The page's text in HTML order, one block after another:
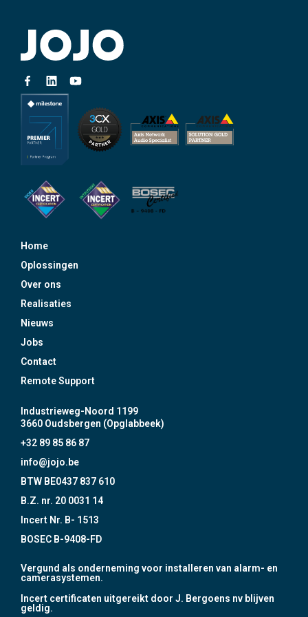
Home
Oplossingen
Over ons
Realisaties
Nieuws
Jobs
Contact
Remote Support
Industrieweg-Noord 1199
3660 Oudsbergen (Opglabbeek)
+32 89 85 86 87
info@jojo.be
BTW BE0437 837 610
B.Z. nr. 20 0031 14
Incert Nr. B- 1513
BOSEC B-9408-FD
Vergund als onderneming voor installeren van alarm- en
camerasystemen.
Incert certificaten uitgereikt door J. Bergoens nv blijven
geldig.